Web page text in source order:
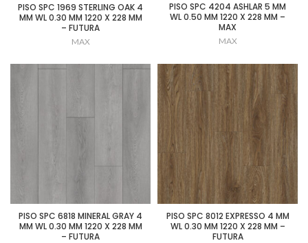
PISO SPC 1969 STERLING OAK 4
MM WL 0.30 MM 1220 X 228 MM
– FUTURA
MAX
PISO SPC 4204 ASHLAR 5 MM
WL 0.50 MM 1220 X 228 MM –
MAX
MAX
PISO SPC 6818 MINERAL GRAY 4
MM WL 0.30 MM 1220 X 228 MM
– FUTURA
PISO SPC 8012 EXPRESSO 4 MM
WL 0.30 MM 1220 X 228 MM –
FUTURA